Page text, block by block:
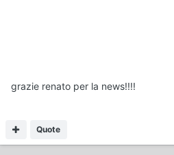
grazie renato per la news!!!!
Quote